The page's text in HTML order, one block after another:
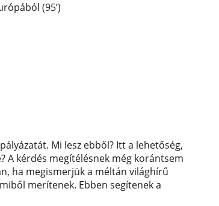
(95’)
Mi lesz ebből? Itt a lehetőség,
A kérdés megítélésnek még korántsem
ha megismerjük a méltán világhírű
merítenek. Ebben segítenek a